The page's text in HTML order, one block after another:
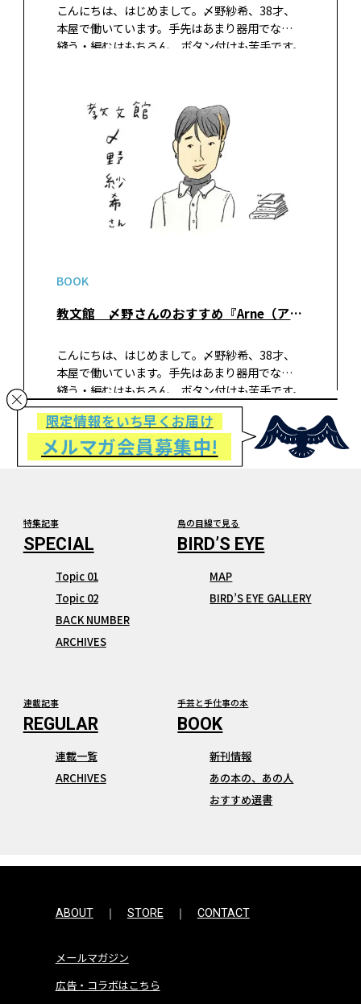
こんにちは、はじめまして。〆野紗希、38才、
本屋で働いています。手先はあまり器用でなく、
縫う・編むはもちろん、ボタン付けも苦手です。
の服はそういう服なのだということ…
BOOK
教文館 〆野さんのおすすめ『Arne（アルネ）』
こんにちは、はじめまして。〆野紗希、38才、
本屋で働いています。手先はあまり器用でなく、
縫う・編むはもちろん、ボタン付けも苦手です。
取れたボタンをいつまでも置きっぱなしにしま
す。一年前からボタンが取れたままのお気に入り
の服はそういう服なのだということ…
限定情報をいち早くお届け
メルマガ会員募集中!
特集記事
Topic 01
Topic 02
BACK NUMBER
ARCHIVES
鳥の目線で見る
MAP
BIRD’S EYE GALLERY
連載記事
連載一覧
ARCHIVES
手芸と手仕事の本
新刊情報
あの本の、あの人
おすすめ選書
ABOUT STORE CONTACT
メールマガジン
広告・コラボはこちら